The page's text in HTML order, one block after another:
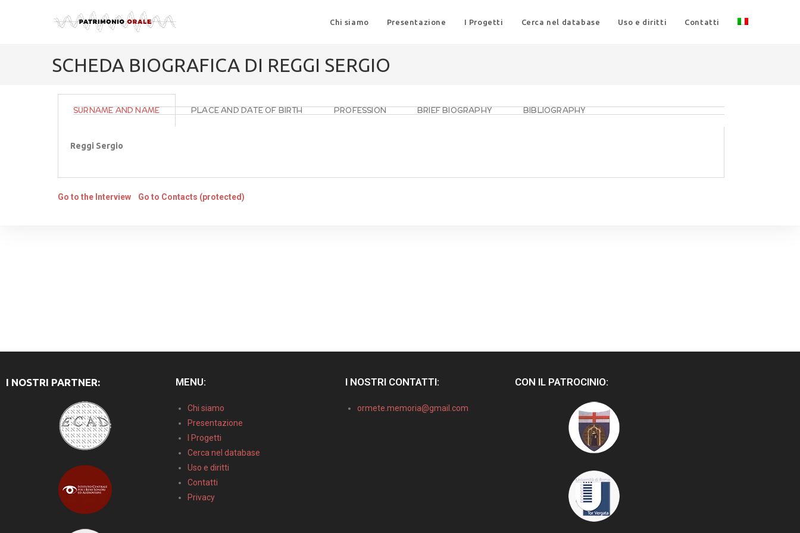
Chi siamo Presentazione I Progetti Cerca nel database Uso e diritti Contatti
SCHEDA BIOGRAFICA DI REGGI SERGIO
SURNAME AND NAME PLACE AND DATE OF BIRTH PROFESSION BRIEF BIOGRAPHY BIBLIOGRAPHY
Reggi Sergio
Go to the Interview Go to Contacts (protected)
I NOSTRI PARTNER: MENU:
Chi siamo
Presentazione
I Progetti
Cerca nel database
Uso e diritti
Contatti
Privacy
I NOSTRI CONTATTI:
ormete.memoria@gmail.com
CON IL PATROCINIO: